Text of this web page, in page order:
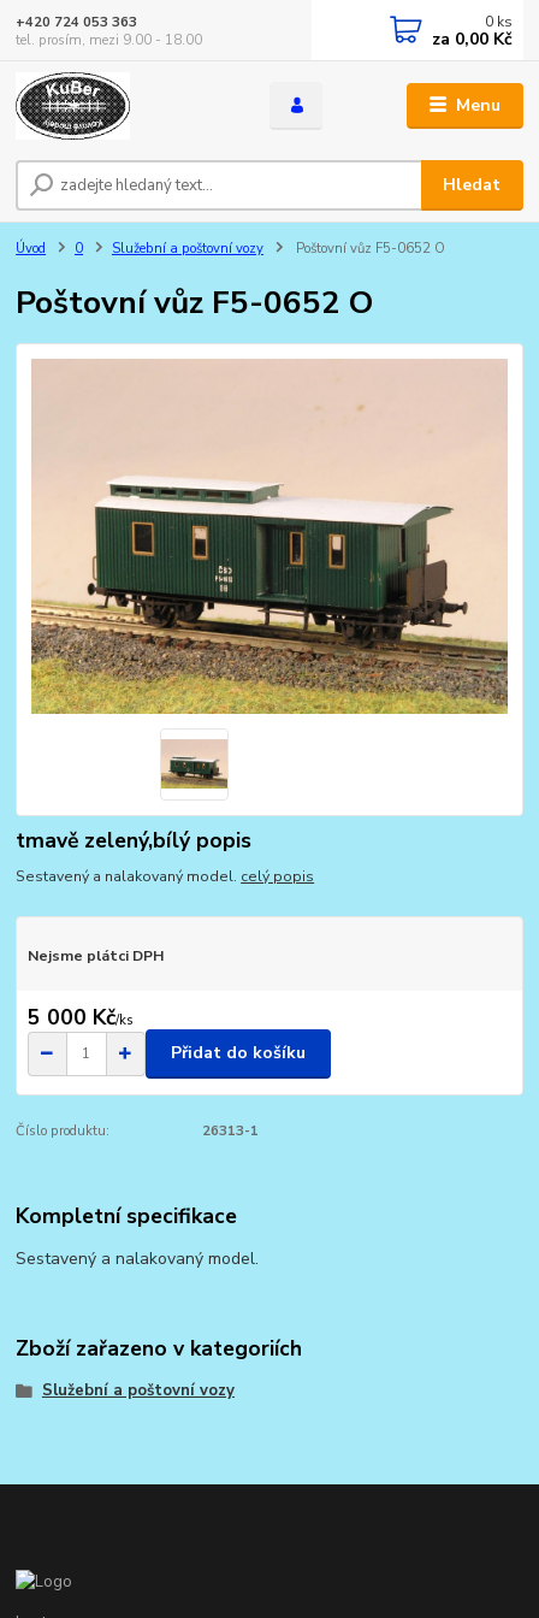
Menu
Hledat
+420 724 053 363
tel. prosím, mezi 9.00 - 18.00
0 ks
za 0,00 Kč
Úvod 0 Služební a poštovní vozy Poštovní vůz F5-0652 O
Poštovní vůz F5-0652 O
tmavě zelený,bílý popis
Sestavený a nalakovaný model. celý popis
Nejsme plátci DPH
5 000 Kč/ks
Přidat do košíku
Číslo produktu: 26313-1
Kompletní specifikace
Sestavený a nalakovaný model.
Zboží zařazeno v kategoriích
Služební a poštovní vozy